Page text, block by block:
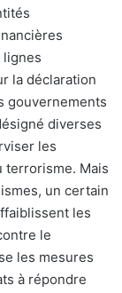
lignes
la déclaration
gouvernements
diverses
les
terrorisme. Mais
un certain
les
le
les mesures
à répondre